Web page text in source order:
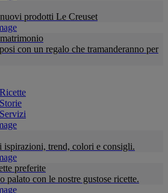
prodotti Le Creuset
con un regalo che tramanderanno per
Ricette
Storie
Servizi
ispirazioni, trend, colori e consigli.
preferite
palato con le nostre gustose ricette.